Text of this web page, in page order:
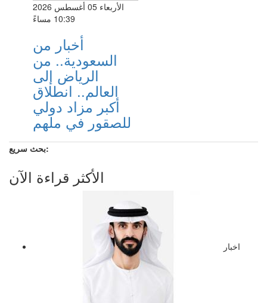
الأربعاء 05 أغسطس 2026
10:39 مساءً
أخبار من
السعودية.. من
الرياض إلى
العالم.. انطلاق
أكبر مزاد دولي
للصقور في ملهم
بحث سريع:
الأكثر قراءة الآن
اخبار